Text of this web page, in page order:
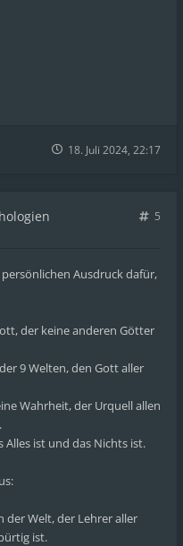
18. Juli 2024, 22:17
5
Ausdruck dafür,
der keine anderen Götter
9 Welten, den Gott aller
Wahrheit, der Urquell allen
Alles ist und das Nichts ist.
der Welt, der Lehrer aller
ist.